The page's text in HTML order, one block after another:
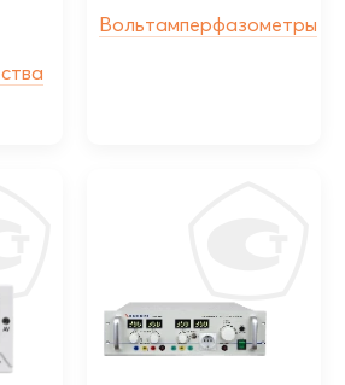
Вольтамперфазометры